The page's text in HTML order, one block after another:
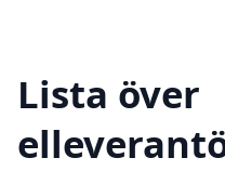
Lista över